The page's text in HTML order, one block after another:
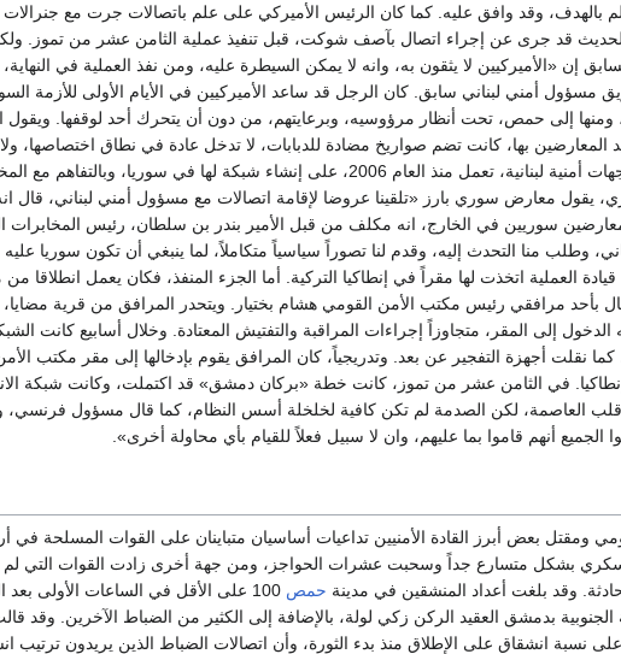
بالهدف، وقد وافق عليه. كما كان الرئيس الأميركي على علم باتصالات جرت مع جنرالات
قد جرى عن إجراء اتصال بآصف شوكت، قبل تنفيذ عملية الثامن عشر من تموز. ولكن
إن «الأميركيين لا يثقون به، وانه لا يمكن السيطرة عليه، ومن نفذ العملية في
مسؤول أمني لبناني سابق. كان الرجل قد ساعد الأميركيين في الأيام الأولى للأزمة
ومنها إلى حمص، تحت أنظار مرؤوسيه، وبرعايتهم، من دون أن يتحرك أحد لوقفها.
المعارضين بها، كانت تضم صواريخ مضادة للدبابات، لا تدخل عادة في نطاق اختصاصها،
القريبة من حمص. وكانت جهات أمنية لبنانية، تعمل منذ العام 2006، على إنشاء شبكة
يقول معارض سوري بارز «تلقينا عروضا لإقامة اتصالات مع مسؤول أمني لبناني، قال
سوريين في الخارج، انه مكلف من قبل الأمير بندر بن سلطان، رئيس المخابرات
وطلب منا التحدث إليه، وقدم لنا تصوراً سياسياً متكاملاً، لما ينبغي أن تكون سوريا
العملية اتخذت لها مقراً في إنطاكيا التركية. أما الجزء المنفذ، فكان يعمل انطلاقا
بأحد مرافقي رئيس مكتب الأمن القومي هشام بختيار. ويتحدر المرافق من قرية
الدخول إلى المقر، متجاوزاً إجراءات المراقبة والتفتيش المعتادة. وخلال أسابيع كانت
كما نقلت أجهزة التفجير عن بعد. وتدريجياً، كان المرافق يقوم بإدخالها إلى مقر مكتب
إنطاكيا. في الثامن عشر من تموز، كانت خطة «بركان دمشق» قد اكتملت، وكانت شبكة
العاصمة، لكن الصدمة لم تكن كافية لخلخلة أسس النظام، كما قال مسؤول فرنسي،
الجميع أنهم قاموا بما عليهم، وان لا سبيل فعلاً للقيام بأي محاولة أخرى».
ومقتل بعض أبرز القادة الأمنيين تداعيات أساسيان متباينان على القوات
بشكل متسارع جداً وسحبت عشرات الحواجز، ومن جهة أخرى زادت القوات التي
وقد بلغت أعداد المنشقين في مدينة حمص
100 على الأقل في الساعات الأولى
بدمشق العقيد الركن زكي لولة، بالإضافة إلى الكثير من الضباط الآخرين. وقد
شهد أعلى نسبة انشقاق على الإطلاق منذ بدء الثورة، وأن اتصالات الضباط الذين يريدون